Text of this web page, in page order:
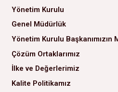
Yönetim Kurulu
Genel Müdürlük
Yönetim Kurulu Başkanımızın
Çözüm Ortaklarımız
İlke ve Değerlerimiz
Kalite Politikamız